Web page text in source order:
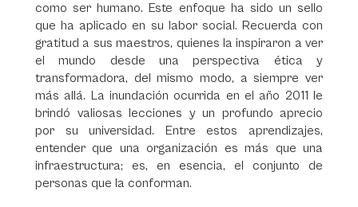
como ser humano. Este enfoque ha sido un sello
que ha aplicado en su labor social. Recuerda con
gratitud a sus maestros, quienes la inspiraron a ver
el mundo desde una perspectiva ética y
transformadora, del mismo modo, a siempre ver
más allá. La inundación ocurrida en el año 2011 le
brindó valiosas lecciones y un profundo aprecio
por su universidad. Entre estos aprendizajes,
entender que una organización es más que una
infraestructura; es, en esencia, el conjunto de
personas que la conforman.